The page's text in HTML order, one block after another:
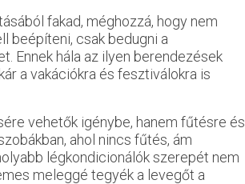
fakad, méghozzá, hogy nem
beépíteni, csak bedugni a
Ennek hála az ilyen berendezések
a vakációkra és fesztiválokra is
vehetők igénybe, hanem fűtésre és
ahol nincs fűtés, ám
légkondicionálók szerepét nem
meleggé tegyék a levegőt a